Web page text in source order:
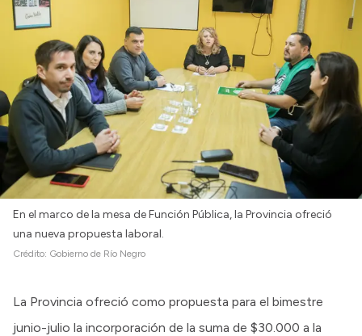
En el marco de la mesa de Función Pública, la Provincia ofreció
una nueva propuesta laboral.
Crédito: Gobierno de Río Negro
La Provincia ofreció como propuesta para el bimestre
junio-julio la incorporación de la suma de $30.000 a la